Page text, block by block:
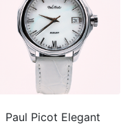
Paul Picot Elegant